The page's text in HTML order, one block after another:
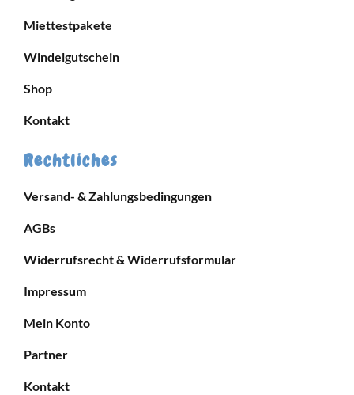
Miettestpakete
Windelgutschein
Shop
Kontakt
Rechtliches
Versand- & Zahlungsbedingungen
AGBs
Widerrufsrecht & Widerrufsformular
Impressum
Mein Konto
Partner
Kontakt